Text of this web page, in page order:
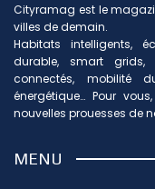
Cityramag est le
villes de demain.
Habitats intelligents,
durable, smart grids,
connectés, mobilité
énergétique… Pour
nouvelles prouesses de
MENU